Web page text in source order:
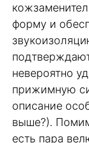
форму и
невероятно
прижимную
описание
выше?).
есть пара